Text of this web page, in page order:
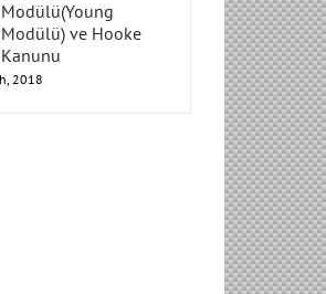
Elastisite
Modülü(Young
Modülü) ve Hooke
Kanunu